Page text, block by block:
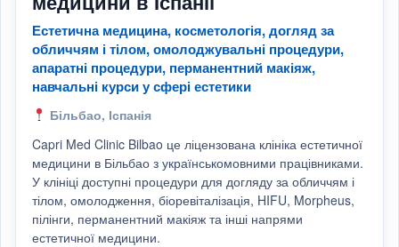
Естетична медицина, косметологія, догляд за
обличчям і тілом, омолоджувальні процедури,
апаратні процедури, перманентний макіяж,
навчальні курси у сфері естетики
Більбао, Іспанія
Capri Med Clinic Bilbao це ліцензована клініка естетичної
медицини в Більбао з українськомовними працівниками.
У клініці доступні процедури для догляду за обличчям і
тілом, омолодження, біоревіталізація, HIFU, Morpheus,
пілінги, перманентний макіяж та інші напрями
естетичної медицини.